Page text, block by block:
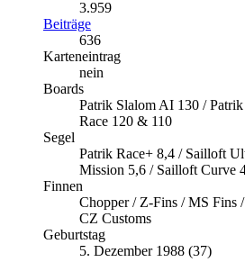
3.959
Beiträge
636
Karteneintrag
nein
Boards
Patrik Slalom AI 130 /
Race 120 & 110
Segel
Patrik Race+ 8,4 / Sailloft
Mission 5,6 / Sailloft Curve
Finnen
Chopper / Z-Fins / MS Fins
CZ Customs
Geburtstag
5. Dezember 1988 (37)